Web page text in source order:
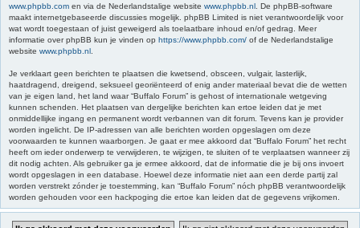
www.phpbb.com en via de Nederlandstalige website www.phpbb.nl . De phpBB-software
maakt internetgebaseerde discussies mogelijk. phpBB Limited is niet verantwoordelijk voor
wat wordt toegestaan of juist geweigerd als toelaatbare inhoud en/of gedrag. Meer
informatie over phpBB kun je vinden op https://www.phpbb.com/ of de Nederlandstalige
website www.phpbb.nl
Je verklaart geen berichten te plaatsen die kwetsend, obsceen, vulgair, lasterlijk,
haatdragend, dreigend, seksueel georiënteerd of enig ander materiaal bevat die de wetten
van je eigen land, het land waar “Buffalo Forum” is gehost of internationale wetgeving
kunnen schenden. Het plaatsen van dergelijke berichten kan ertoe leiden dat je met
onmiddellijke ingang en permanent wordt verbannen van dit forum. Tevens kan je provider
worden ingelicht. De IP-adressen van alle berichten worden opgeslagen om deze
voorwaarden te kunnen waarborgen. Je gaat er mee akkoord dat “Buffalo Forum” het recht
heeft om ieder onderwerp te verwijderen, te wijzigen, te sluiten of te verplaatsen wanneer zij
dit nodig achten. Als gebruiker ga je ermee akkoord, dat de informatie die je bij ons invoert
wordt opgeslagen in een database. Hoewel deze informatie niet aan een derde partij zal
worden verstrekt zónder je toestemming, kan “Buffalo Forum” nóch phpBB verantwoordelijk
worden gehouden voor een hackpoging die ertoe kan leiden dat de gegevens vrijkomen.